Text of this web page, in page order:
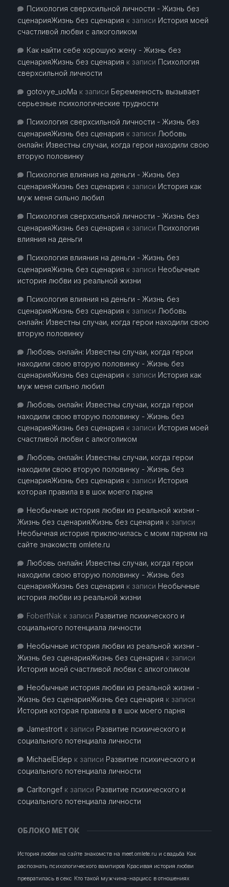
Психология сверхсильной личности - Жизнь без
сценарияЖизнь без сценария к записи История моей
счастливой любви с алкоголиком
Как найти себе хорошую жену - Жизнь без
сценарияЖизнь без сценария к записи Психология
сверхсильной личности
gotovye_uoMa к записи Беременность вызывает
серьезные психологические трудности
Психология сверхсильной личности - Жизнь без
сценарияЖизнь без сценария к записи Любовь
онлайн: Известны случаи, когда герои находили свою
вторую половинку
Психология влияния на деньги - Жизнь без
сценарияЖизнь без сценария к записи История как
муж меня сильно любил
Психология сверхсильной личности - Жизнь без
сценарияЖизнь без сценария к записи Психология
влияния на деньги
Психология влияния на деньги - Жизнь без
сценарияЖизнь без сценария к записи Необычные
история любви из реальной жизни
Психология влияния на деньги - Жизнь без
сценарияЖизнь без сценария к записи Любовь
онлайн: Известны случаи, когда герои находили свою
вторую половинку
Любовь онлайн: Известны случаи, когда герои
находили свою вторую половинку - Жизнь без
сценарияЖизнь без сценария к записи История как
муж меня сильно любил
Любовь онлайн: Известны случаи, когда герои
находили свою вторую половинку - Жизнь без
сценарияЖизнь без сценария к записи История моей
счастливой любви с алкоголиком
Любовь онлайн: Известны случаи, когда герои
находили свою вторую половинку - Жизнь без
сценарияЖизнь без сценария к записи История
которая правила в в шок моего парня
Необычные история любви из реальной жизни -
Жизнь без сценарияЖизнь без сценария к записи
Необычная история приключилась с моим парням на
сайте знакомств omlete.ru
Любовь онлайн: Известны случаи, когда герои
находили свою вторую половинку - Жизнь без
сценарияЖизнь без сценария к записи Необычные
история любви из реальной жизни
FobertNakк записи Развитие психического и
социального потенциала личности
Необычные история любви из реальной жизни -
Жизнь без сценарияЖизнь без сценария к записи
История моей счастливой любви с алкоголиком
Необычные история любви из реальной жизни -
Жизнь без сценарияЖизнь без сценария к записи
История которая правила в в шок моего парня
Jamestrortк записи Развитие психического и
социального потенциала личности
MichaelEldep к записи Развитие психического и
социального потенциала личности
Carltongefк записи Развитие психического и
социального потенциала личности
ОБЛОКО МЕТОК
История любви на сайте знакомств на meet.omlete.ru и свадьба Как
распознать психологического вампиров Красивая история любви
превратилась в секс Кто такой мужчина-нарцисс в отношениях